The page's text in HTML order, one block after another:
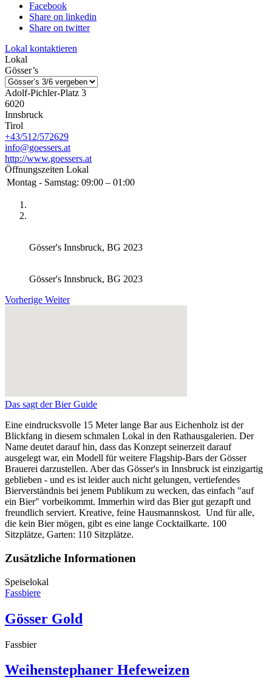
Facebook
Share on linkedin
Share on twitter
Lokal kontaktieren
Lokal
Gösser’s
Adolf-Pichler-Platz 3
6020
Innsbruck
Tirol
+43/512/572629
info@goessers.at
http://www.goessers.at
Öffnungszeiten Lokal
Montag - Samstag: 09:00 – 01:00
Gösser's Innsbruck, BG 2023
Gösser's Innsbruck, BG 2023
Vorherige Weiter
Das sagt der Bier Guide
Eine eindrucksvolle 15 Meter lange Bar aus Eichenholz ist der
Blickfang in diesem schmalen Lokal in den Rathausgalerien. Der
Name deutet darauf hin, dass das Konzept seinerzeit darauf
ausgelegt war, ein Modell für weitere Flagship-Bars der Gösser
Brauerei darzustellen. Aber das Gösser's in Innsbruck ist einzigartig
geblieben - und es ist leider auch nicht gelungen, vertiefendes
Bierverständnis bei jenem Publikum zu wecken, das einfach "auf
ein Bier" vorbeikommt. Immerhin wird das Bier gut gezapft und
freundlich serviert. Kreative, feine Hausmannskost. Und für alle,
die kein Bier mögen, gibt es eine lange Cocktailkarte. 100
Sitzplätze, Garten: 110 Sitzplätze.
Zusätzliche Informationen
Speiselokal
Fassbiere
Gösser Gold
Fassbier
Weihenstephaner Hefeweizen